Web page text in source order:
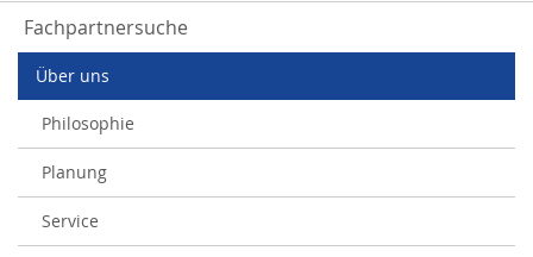
Fachpartnersuche
Über uns
Philosophie
Planung
Service